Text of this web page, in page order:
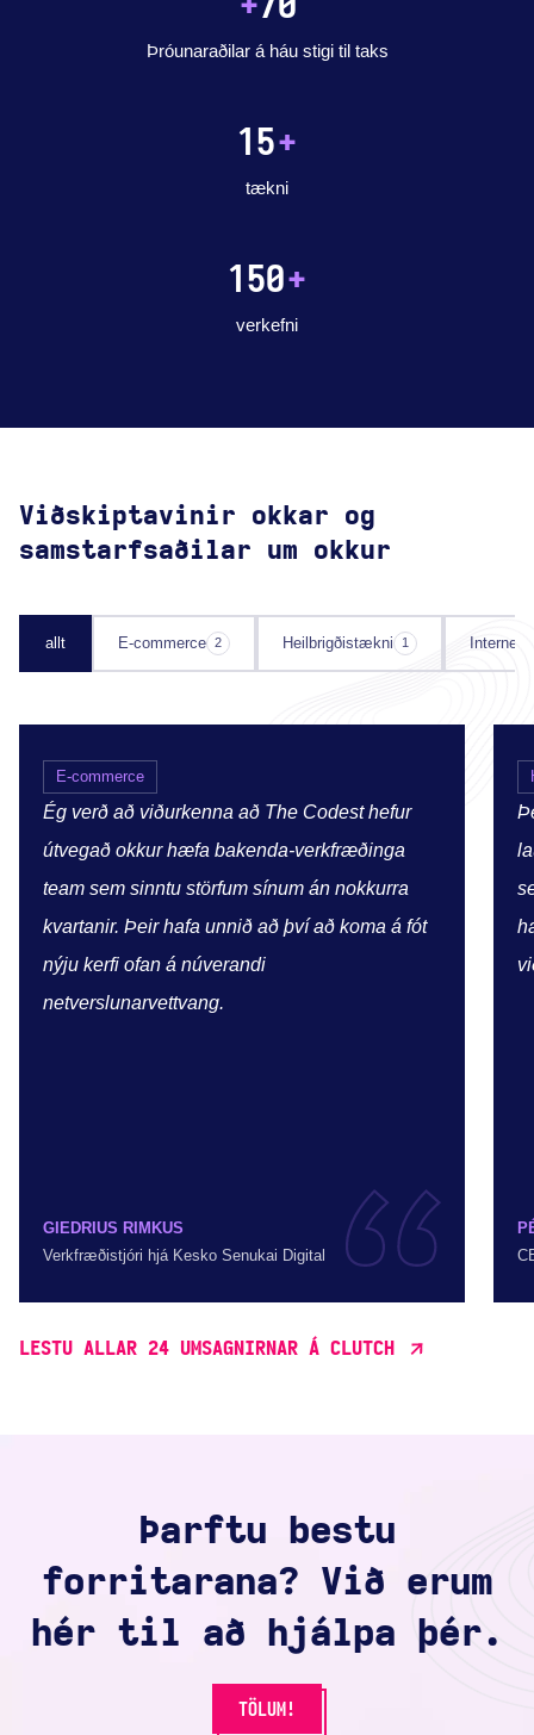
Þróunaraðilar á háu stigi til taks
15+
tækni
150+
verkefni
Viðskiptavinir okkar og
samstarfsaðilar um okkur
allt E-commerce 2 Heilbrigðistækni 1 Internet
E-commerce
Ég verð að viðurkenna að The Codest hefur
útvegað okkur hæfa bakenda-verkfræðinga
team sem sinntu störfum sínum án nokkurra
kvartanir. Þeir hafa unnið að því að koma á fót
nýju kerfi ofan á núverandi
netverslunarvettvang.
GIEDRIUS RIMKUS
Verkfræðistjóri hjá Kesko Senukai Digital
LESTU ALLAR 24 UMSAGNIRNAR Á CLUTCH
Þarftu bestu
forritarana? Við erum
hér til að hjálpa þér.
TÖLUM!